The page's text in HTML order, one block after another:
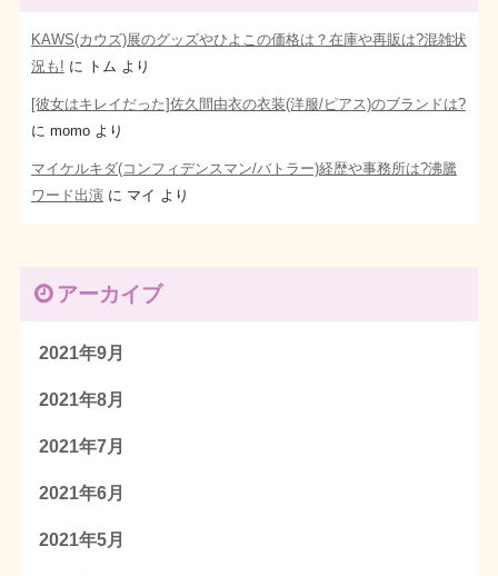
KAWS(カウズ)展のグッズやひよこの価格は？在庫や再販は?混雑状
況も! に トム より
[彼女はキレイだった]佐久間由衣の衣装(洋服/ピアス)のブランドは?
に momoより
マイケルキダ(コンフィデンスマン/バトラー)経歴や事務所は?沸騰
ワード出演に マイ より
アーカイブ
2021年9月
2021年8月
2021年7月
2021年6月
2021年5月